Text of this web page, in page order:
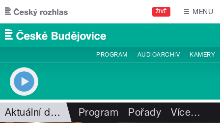
Přejít k hlavnímu obsahu
ŽIVĚ MENU
PROGRAM AUDIOARCHIV KAMERY
Aktuální dění Program Pořady Více…